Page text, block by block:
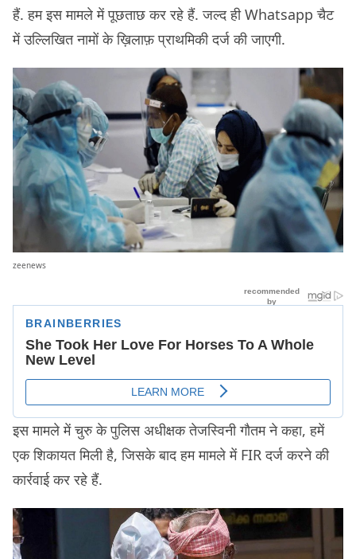
हैं. हम इस मामले में पूछताछ कर रहे हैं. जल्द ही Whatsapp चैट
में उल्लिखित नामों के ख़िलाफ़ प्राथमिकी दर्ज की जाएगी.
zeenews
इस मामले में चुरु के पुलिस अधीक्षक तेजस्विनी गौतम ने कहा, हमें
एक शिकायत मिली है, जिसके बाद हम मामले में FIR दर्ज करने की
कार्रवाई कर रहे हैं.